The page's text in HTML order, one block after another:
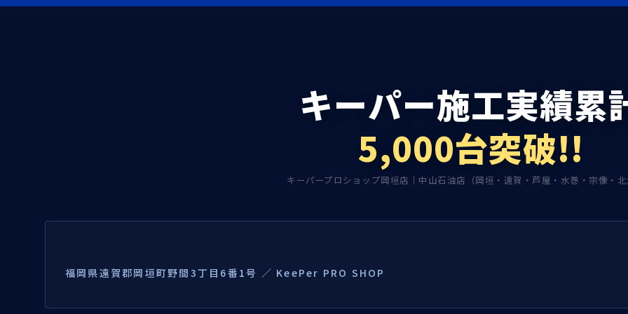
キーパー施工実績累
5,000台突破!!
キーパープロショップ岡垣店｜中山石油店（岡垣・遠賀・芦屋・水巻・宗像・北
福岡県遠賀郡岡垣町野間3丁目6番1号 ／ KeePer PRO SHOP